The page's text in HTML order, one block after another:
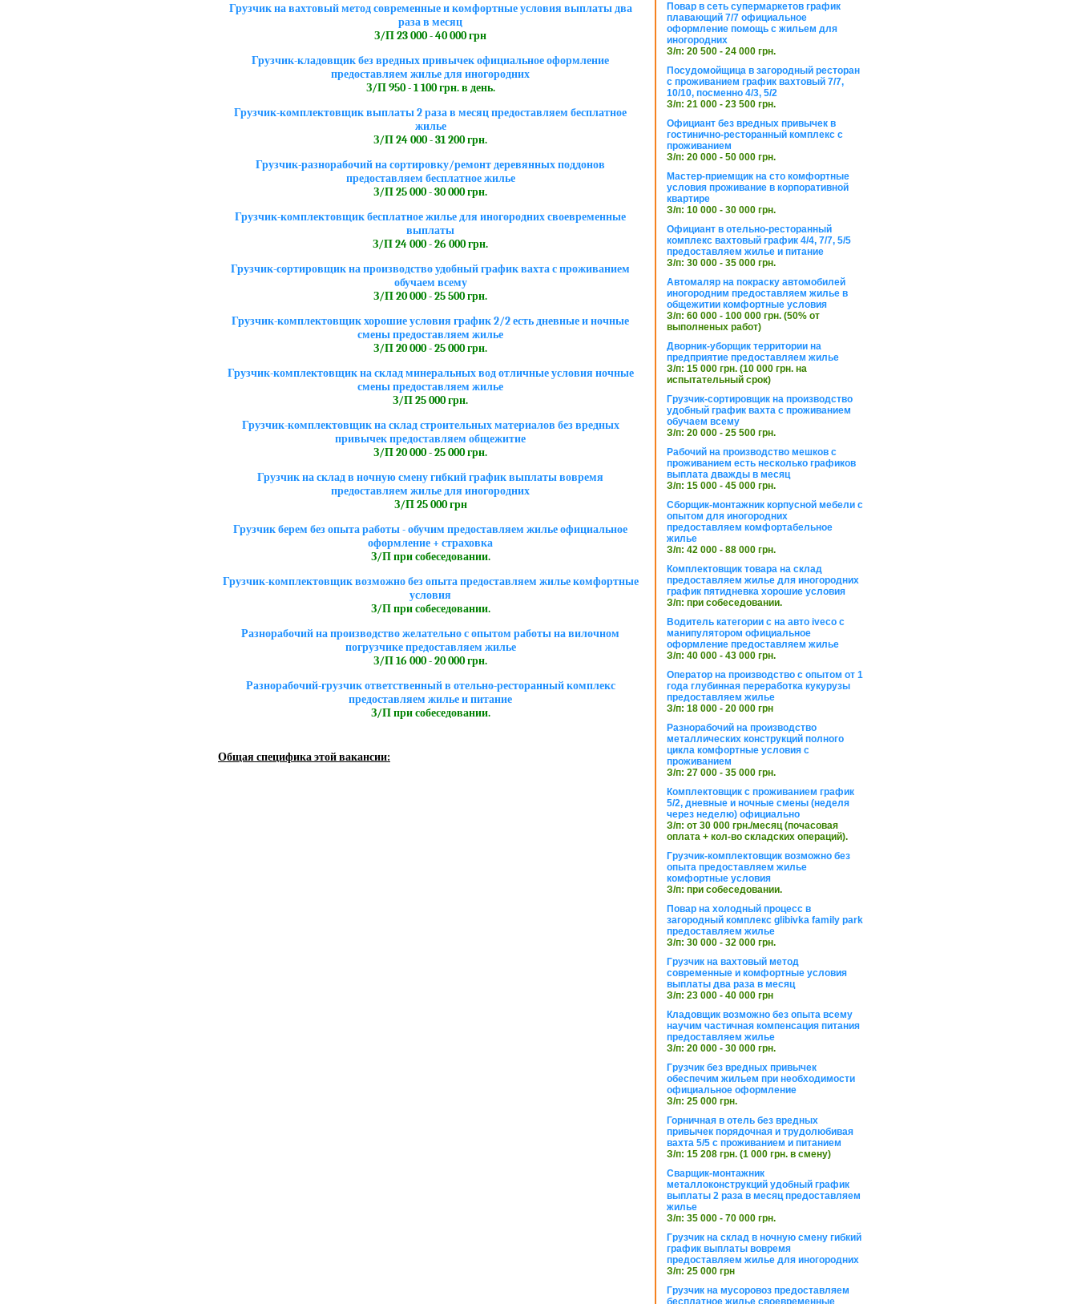
Грузчик на вахтовый метод современные и комфортные условия выплаты два
раза в месяц
З/П 23 000 - 40 000 грн
Грузчик-кладовщик без вредных привычек официальное оформление
предоставляем жилье для иногородних
З/П 950 - 1 100 грн. в день.
Грузчик-комплектовщик выплаты 2 раза в месяц предоставляем бесплатное
жилье
З/П 24 000 - 31 200 грн.
Грузчик-разнорабочий на сортировку/ремонт деревянных поддонов
предоставляем бесплатное жилье
З/П 25 000 - 30 000 грн.
Грузчик-комплектовщик бесплатное жилье для иногородних своевременные
выплаты
З/П 24 000 - 26 000 грн.
Грузчик-сортировщик на производство удобный график вахта с проживанием
обучаем всему
З/П 20 000 - 25 500 грн.
Грузчик-комплектовщик хорошие условия график 2/2 есть дневные и ночные
смены предоставляем жилье
З/П 20 000 - 25 000 грн.
Грузчик-комплектовщик на склад минеральных вод отличные условия ночные
смены предоставляем жилье
З/П 25 000 грн.
Грузчик-комплектовщик на склад строительных материалов без вредных
привычек предоставляем общежитие
З/П 20 000 - 25 000 грн.
Грузчик на склад в ночную смену гибкий график выплаты вовремя
предоставляем жилье для иногородних
З/П 25 000 грн
Грузчик берем без опыта работы - обучим предоставляем жилье официальное
оформление + страховка
З/П при собеседовании.
Грузчик-комплектовщик возможно без опыта предоставляем жилье комфортные
условия
З/П при собеседовании.
Разнорабочий на производство желательно с опытом работы на вилочном
погрузчике предоставляем жилье
З/П 16 000 - 20 000 грн.
Разнорабочий-грузчик ответственный в отельно-ресторанный комплекс
предоставляем жилье и питание
З/П при собеседовании.
Общая специфика этой вакансии:
Повар в сеть супермаркетов график
плавающий 7/7 официальное
оформление помощь с жильем для
иногородних
З/п: 20 500 - 24 000 грн.
Посудомойщица в загородный ресторан
с проживанием график вахтовый 7/7,
10/10, посменно 4/3, 5/2
З/п: 21 000 - 23 500 грн.
Официант без вредных привычек в
гостинично-ресторанный комплекс с
проживанием
З/п: 20 000 - 50 000 грн.
Мастер-приемщик на сто комфортные
условия проживание в корпоративной
квартире
З/п: 10 000 - 30 000 грн.
Официант в отельно-ресторанный
комплекс вахтовый график 4/4, 7/7, 5/5
предоставляем жилье и питание
З/п: 30 000 - 35 000 грн.
Автомаляр на покраску автомобилей
иногородним предоставляем жилье в
общежитии комфортные условия
З/п: 60 000 - 100 000 грн. (50% от
выполненых работ)
Дворник-уборщик территории на
предприятие предоставляем жилье
З/п: 15 000 грн. (10 000 грн. на
испытательный срок)
Грузчик-сортировщик на производство
удобный график вахта с проживанием
обучаем всему
З/п: 20 000 - 25 500 грн.
Рабочий на производство мешков с
проживанием есть несколько графиков
выплата дважды в месяц
З/п: 15 000 - 45 000 грн.
Сборщик-монтажник корпусной мебели с
опытом для иногородних
предоставляем комфортабельное
жилье
З/п: 42 000 - 88 000 грн.
Комплектовщик товара на склад
предоставляем жилье для иногородних
график пятидневка хорошие условия
З/п: при собеседовании.
Водитель категории с на авто iveco с
манипулятором официальное
оформление предоставляем жилье
З/п: 40 000 - 43 000 грн.
Оператор на производство с опытом от 1
года глубинная переработка кукурузы
предоставляем жилье
З/п: 18 000 - 20 000 грн
Разнорабочий на производство
металлических конструкций полного
цикла комфортные условия с
проживанием
З/п: 27 000 - 35 000 грн.
Комплектовщик с проживанием график
5/2, дневные и ночные смены (неделя
через неделю) официально
З/п: от 30 000 грн./месяц (почасовая
оплата + кол-во складских операций).
Грузчик-комплектовщик возможно без
опыта предоставляем жилье
комфортные условия
З/п: при собеседовании.
Повар на холодный процесс в
загородный комплекс glibivka family park
предоставляем жилье
З/п: 30 000 - 32 000 грн.
Грузчик на вахтовый метод
современные и комфортные условия
выплаты два раза в месяц
З/п: 23 000 - 40 000 грн
Кладовщик возможно без опыта всему
научим частичная компенсация питания
предоставляем жилье
З/п: 20 000 - 30 000 грн.
Грузчик без вредных привычек
обеспечим жильем при необходимости
официальное оформление
З/п: 25 000 грн.
Горничная в отель без вредных
привычек порядочная и трудолюбивая
вахта 5/5 с проживанием и питанием
З/п: 15 208 грн. (1 000 грн. в смену)
Сварщик-монтажник
металлоконструкций удобный график
выплаты 2 раза в месяц предоставляем
жилье
З/п: 35 000 - 70 000 грн.
Грузчик на склад в ночную смену гибкий
график выплаты вовремя
предоставляем жилье для иногородних
З/п: 25 000 грн
Грузчик на мусоровоз предоставляем
бесплатное жилье своевременные